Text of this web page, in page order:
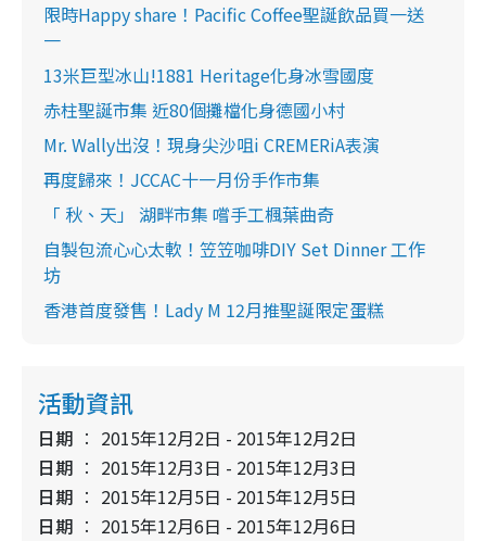
限時Happy share！Pacific Coffee聖誕飲品買一送
一
13米巨型冰山!1881 Heritage化身冰雪國度
赤柱聖誕市集 近80個攤檔化身德國小村
Mr. Wally出沒！現身尖沙咀i CREMERiA表演
再度歸來！JCCAC十一月份手作市集
「 秋、天」 湖畔市集 嚐手工楓葉曲奇
自製包流心心太軟！笠笠咖啡DIY Set Dinner 工作
坊
香港首度發售！Lady M 12月推聖誕限定蛋糕
活動資訊
日期
2015年12月2日 - 2015年12月2日
日期
2015年12月3日 - 2015年12月3日
日期
2015年12月5日 - 2015年12月5日
日期
2015年12月6日 - 2015年12月6日